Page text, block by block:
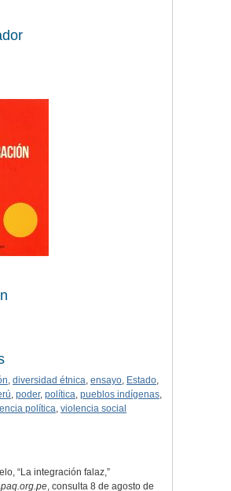
, diversidad étnica, ensayo, Estado,
, poder, política, pueblos indígenas,
política, violencia social
“La integración falaz,”
, consulta 8 de agosto de